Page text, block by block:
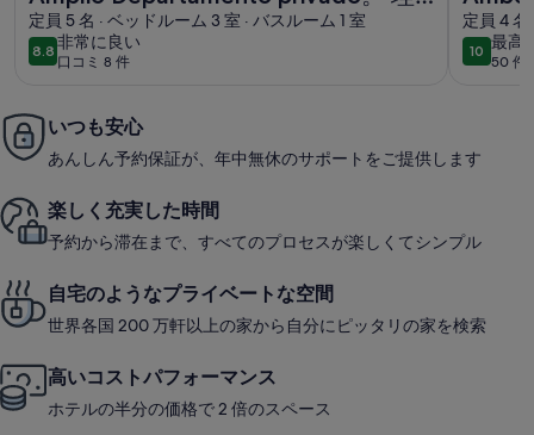
想的なパラファミリア。
定員 5 名 · ベッドルーム 3 室 · バスルーム 1 室
8.810段階中8.8
非常に良い
非
常
良
い
口コミ 8 件
(口
ミ
8
件)
定員 4 名
1010段階
最高
最
高
50 件
いつも安心
あんしん予約保証が、年中無休のサポートをご提供します
楽しく充実した時間
予約から滞在まで、すべてのプロセスが楽しくてシンプル
自宅のようなプライベートな空間
世界各国 200 万軒以上の家から自分にピッタリの家を検索
高いコストパフォーマンス
ホテルの半分の価格で 2 倍のスペース